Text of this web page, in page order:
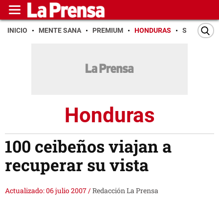
INICIO MENTE SANA PREMIUM HONDURAS SAN PEDRO
Honduras
100 ceibeños viajan a
recuperar su vista
Actualizado: 06 julio 2007/Redacción La Prensa